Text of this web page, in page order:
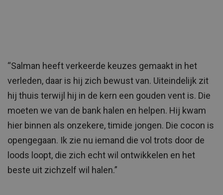
“Salman heeft verkeerde keuzes gemaakt in het
verleden, daar is hij zich bewust van. Uiteindelijk zit
hij thuis terwijl hij in de kern een gouden vent is. Die
moeten we van de bank halen en helpen. Hij kwam
hier binnen als onzekere, timide jongen. Die cocon is
opengegaan. Ik zie nu iemand die vol trots door de
loods loopt, die zich echt wil ontwikkelen en het
beste uit zichzelf wil halen.”